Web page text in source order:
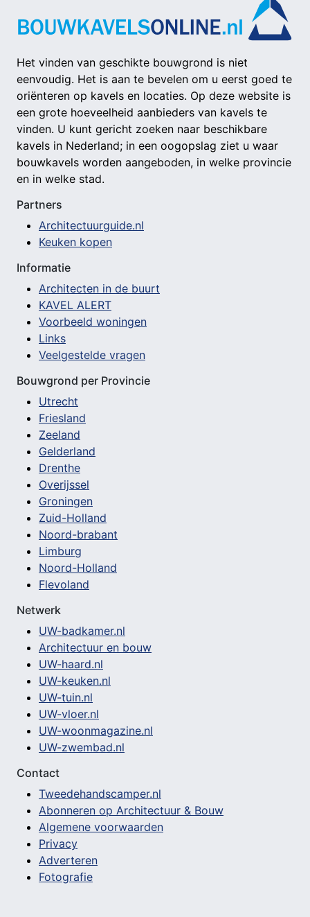
Het vinden van geschikte bouwgrond is niet
eenvoudig. Het is aan te bevelen om u eerst goed te
oriënteren op kavels en locaties. Op deze website is
een grote hoeveelheid aanbieders van kavels te
vinden. U kunt gericht zoeken naar beschikbare
kavels in Nederland; in een oogopslag ziet u waar
bouwkavels worden aangeboden, in welke provincie
en in welke stad.
Partners
Architectuurguide.nl
Keuken kopen
Informatie
Architecten in de buurt
KAVEL ALERT
Voorbeeld woningen
Links
Veelgestelde vragen
Bouwgrond per Provincie
Utrecht
Friesland
Zeeland
Gelderland
Drenthe
Overijssel
Groningen
Zuid-Holland
Noord-brabant
Limburg
Noord-Holland
Flevoland
Netwerk
UW-badkamer.nl
Architectuur en bouw
UW-haard.nl
UW-keuken.nl
UW-tuin.nl
UW-vloer.nl
UW-woonmagazine.nl
UW-zwembad.nl
Contact
Tweedehandscamper.nl
Abonneren op Architectuur & Bouw
Algemene voorwaarden
Privacy
Adverteren
Fotografie